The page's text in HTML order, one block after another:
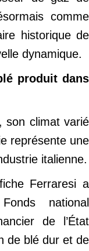
comme
historique de
dynamique.
produit dans
son climat varié
représente une
italienne.
Ferraresi a
national
de l’État
de blé dur et de